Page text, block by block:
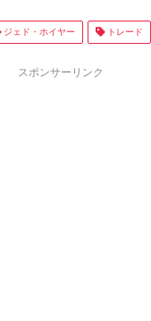
ジェド・ホイヤー トレード
スポンサーリンク